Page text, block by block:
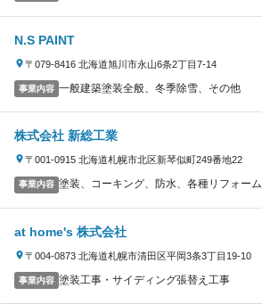
N.S PAINT
〒079-8416 北海道旭川市永山6条2丁目7-14
事業内容 一般建築塗装全般、冬季除雪、その他
株式会社 新総工業
〒001-0915 北海道札幌市北区新琴似町249番地22
事業内容 塗装、コーキング、防水、各種リフォーム
at home's 株式会社
〒004-0873 北海道札幌市清田区平岡3条3丁目19-10
事業内容 塗装工事・サイディング張替え工事